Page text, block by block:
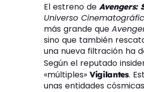
El estreno de Avengers:
Universo
más grande que
sino que también
una nueva filtración ha
Según el reputado
«múltiples» Vigilantes.
unas entidades